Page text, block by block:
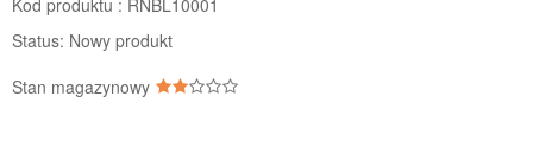
Kod produktu : RNBL10001
Status: Nowy produkt
Stan magazynowy